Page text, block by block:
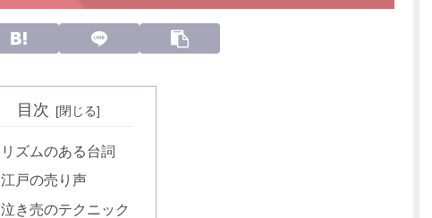
目次
リズムのある台詞
江戸の売り声
泣き売のテクニック